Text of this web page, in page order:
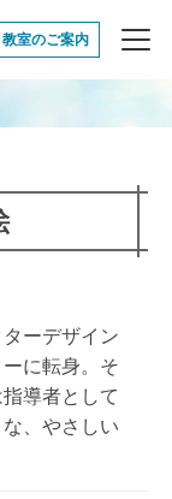
イド
教室のご案内
ーデザイン
に転身。そ
導者として
、やさしい